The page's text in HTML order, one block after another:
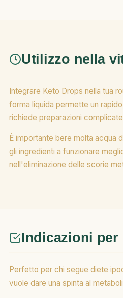
Utilizzo nella
Integrare Keto Drops nella tua
forma liquida permette un
richiede preparazioni
È importante bere molta acqua
gli ingredienti a funzionare
nell'eliminazione delle scorie
Indicazioni per
Perfetto per chi segue diete
vuole dare una spinta al